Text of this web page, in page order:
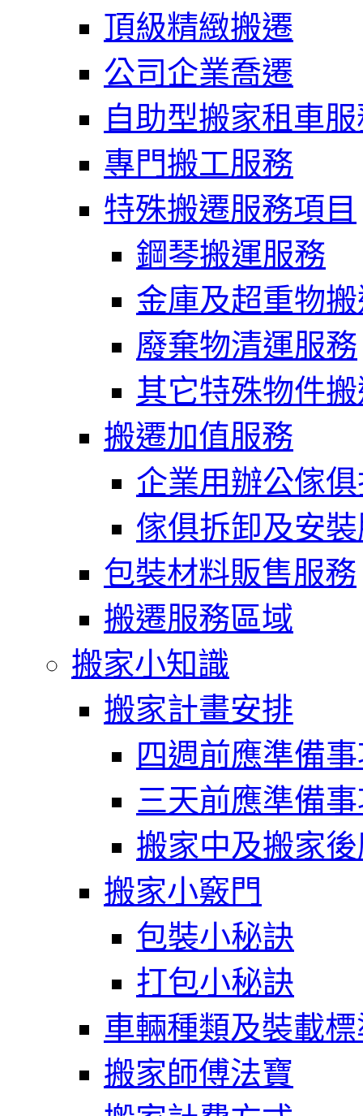
頂級精緻搬遷
公司企業喬遷
自助型搬家租車
專門搬工服務
特殊搬遷服務項目
鋼琴搬運服務
金庫及超重物
廢棄物清運服務
其它特殊物件
搬遷加值服務
企業用辦公傢
傢俱拆卸及安
包裝材料販售服務
搬遷服務區域
搬家小知識
搬家計畫安排
四週前應準備
三天前應準備
搬家中及搬家
搬家小竅門
包裝小秘訣
打包小秘訣
車輛種類及裝載
搬家師傅法寶